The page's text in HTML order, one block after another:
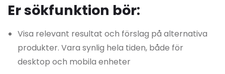
Er sökfunktion bör:
Visa relevant resultat och förslag på alternativa
produkter. Vara synlig hela tiden, både för
desktop och mobila enheter